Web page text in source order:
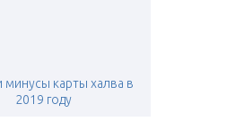
карты халва в
2019 году